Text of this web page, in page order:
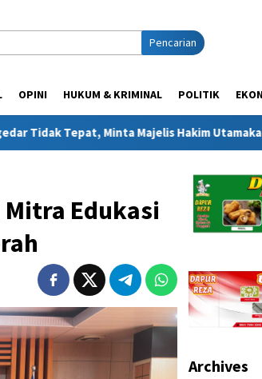
Pencarian
OPINI HUKUM & KRIMINAL POLITIK
Majelis Hakim Utamakan Fakta
Mitra Edukasi
Archives